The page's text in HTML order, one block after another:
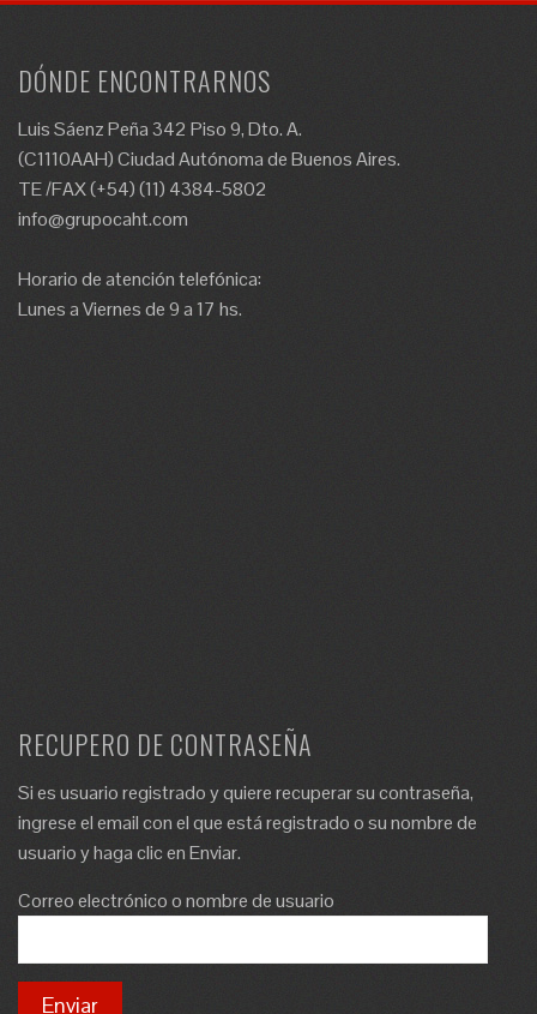
DÓNDE ENCONTRARNOS
Luis Sáenz Peña 342 Piso 9, Dto. A.
(C1110AAH) Ciudad Autónoma de Buenos Aires.
TE /FAX (+54) (11) 4384-5802
info@grupocaht.com
Horario de atención telefónica:
Lunes a Viernes de 9 a 17 hs.
RECUPERO DE CONTRASEÑA
Si es usuario registrado y quiere recuperar su contraseña,
ingrese el email con el que está registrado o su nombre de
usuario y haga clic en Enviar.
Correo electrónico o nombre de usuario